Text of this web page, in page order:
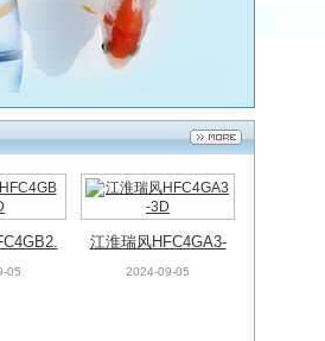
05
江淮瑞风HFC4GA3-
3D
2024-09-05